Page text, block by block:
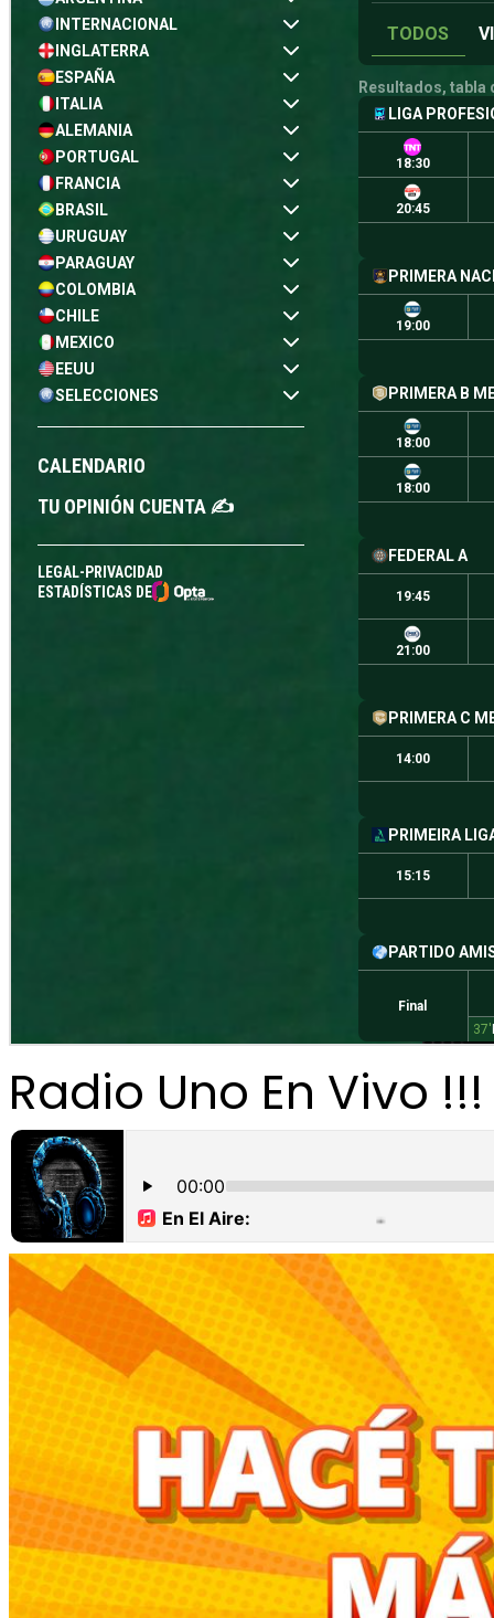
Radio Uno En Vivo !!!